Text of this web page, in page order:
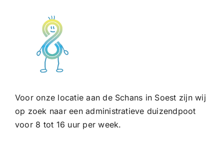
Voor onze locatie aan de Schans in Soest zijn wij
op zoek naar een administratieve duizendpoot
voor 8 tot 16 uur per week.